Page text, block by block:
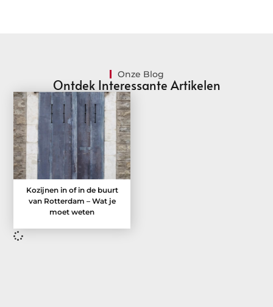
Onze Blog
Ontdek Interessante Artikelen
Kozijnen in of in de buurt
van Rotterdam – Wat je
moet weten